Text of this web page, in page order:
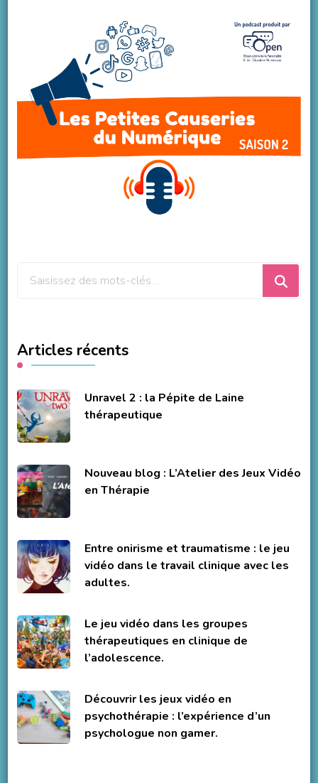
?
Articles récents
Unravel 2 : la Pépite de Laine
thérapeutique
Nouveau blog : L’Atelier des Jeux Vidéo
en Thérapie
Entre onirisme et traumatisme : le jeu
vidéo dans le travail clinique avec les
adultes.
Le jeu vidéo dans les groupes
thérapeutiques en clinique de
l’adolescence.
Découvrir les jeux vidéo en
psychothérapie : l’expérience d’un
psychologue non gamer.